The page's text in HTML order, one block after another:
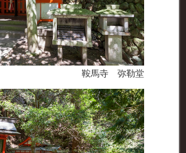
鞍馬寺 弥勒堂